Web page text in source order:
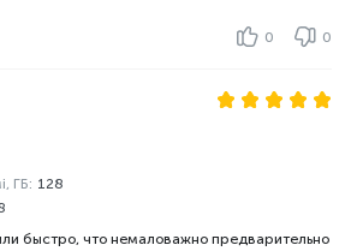
0 0
ГБ: 128
быстро, что немаловажно предварительно